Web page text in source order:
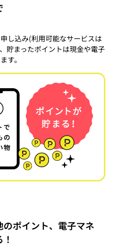
し込み(利用可能なサービスは
貯まったポイントは現金や電子
す。
ポイント、電子マネ